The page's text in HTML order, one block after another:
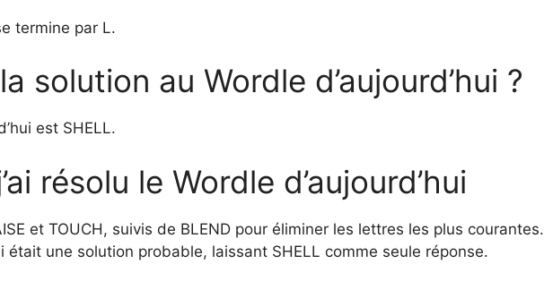
termine par L.
solution au Wordle d’aujourd’hui ?
est SHELL.
résolu le Wordle d’aujourd’hui
et TOUCH, suivis de BLEND pour éliminer les lettres les plus courantes.
était une solution probable, laissant SHELL comme seule réponse.